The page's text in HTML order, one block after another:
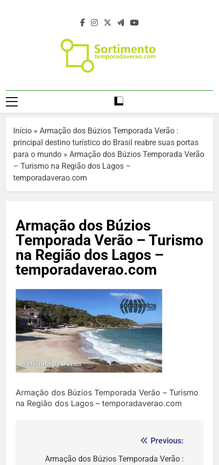
Temporada De
Verão 2027 –
Férias De Verão
2027 – Estação
Verão 2027
Verão 2027 –
Https://temporadaverao.com – Férias De
Projeto Verão 2027 – Programação Verão
2027 – Turismo Verão 2027 – Sortimento
Eventos Verão 2027 – Agenda Verão 2027
– Temporada De Verão – Férias De Verão
Temporada Verão 2027
Início » Armação dos Búzios Temporada Verão :
principal destino turístico do Brasil reabre suas portas
para o mundo » Armação dos Búzios Temporada Verão
– Turismo na Região dos Lagos –
temporadaverao.com
Armação dos Búzios
Temporada Verão – Turismo
na Região dos Lagos –
temporadaverao.com
Armação dos Búzios Temporada Verão – Turismo
na Região dos Lagos – temporadaverao.com
Previous:
Armação dos Búzios Temporada Verão :